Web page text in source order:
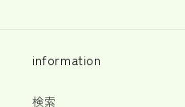
information
検索